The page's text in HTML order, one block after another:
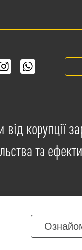
корупції
та
Attribution-
за